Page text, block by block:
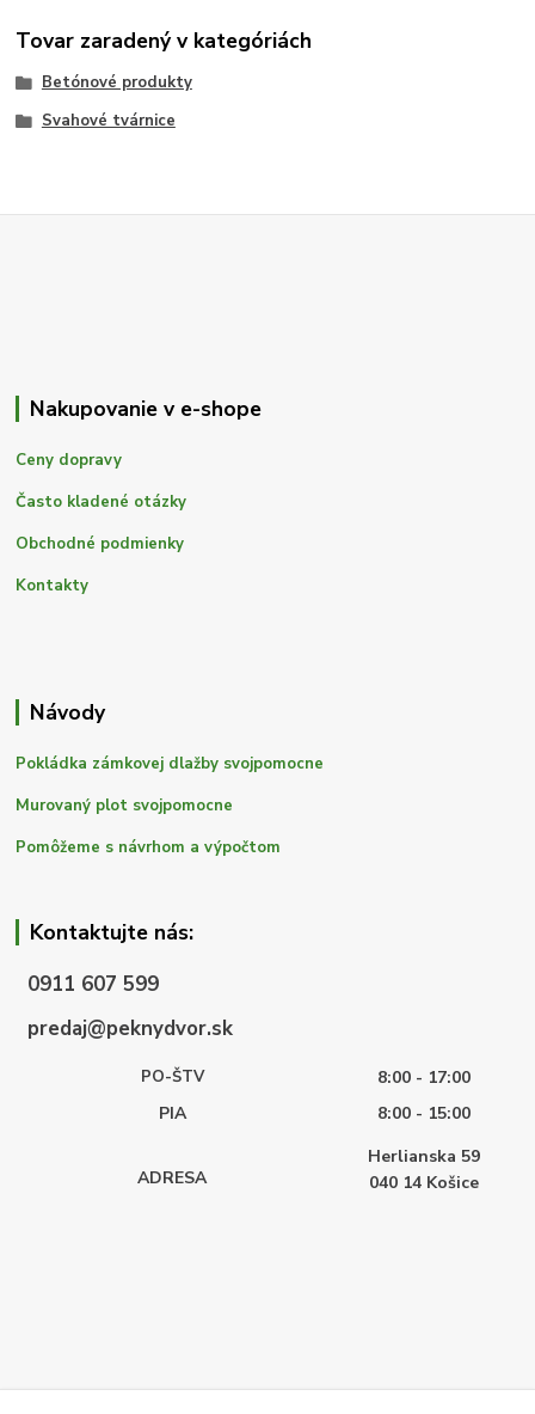
Tovar zaradený v kategóriách
Betónové produkty
Svahové tvárnice
Nakupovanie v e-shope
Ceny dopravy
Často kladené otázky
Obchodné podmienky
Kontakty
Návody
Pokládka zámkovej dlažby svojpomocne
Murovaný plot svojpomocne
Pomôžeme s návrhom a výpočtom
Kontaktujte nás:
0911 607 599
predaj@peknydvor.sk
PO-ŠTV
8:00 - 17:00
PIA
8:00 - 15:00
ADRESA
Herlianska 59
040 14 Košice